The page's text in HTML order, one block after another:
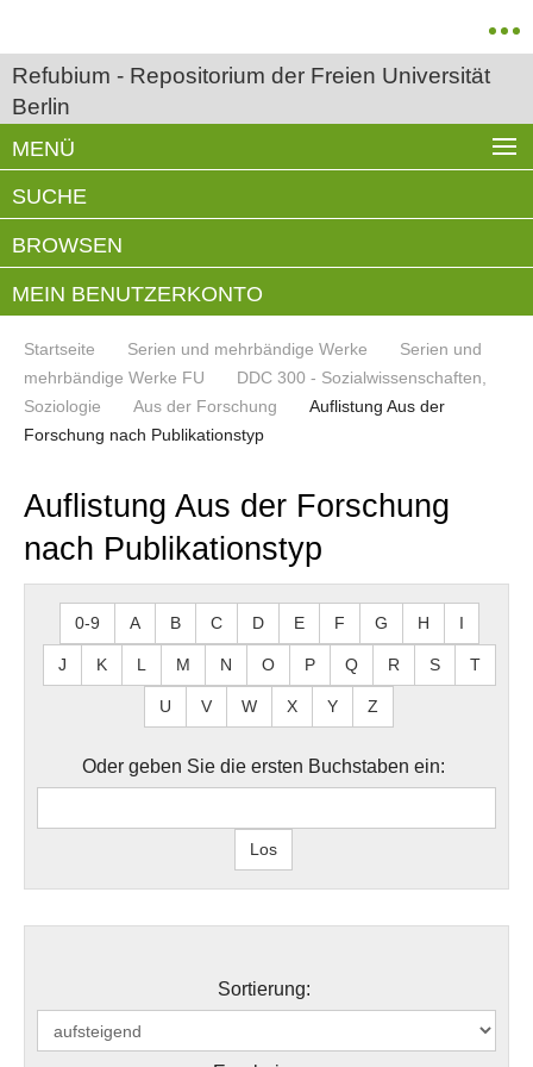
Refubium - Repositorium der Freien Universität
Berlin
MENÜ
SUCHE
BROWSEN
MEIN BENUTZERKONTO
Startseite Serien und mehrbändige Werke
Serien und
mehrbändige Werke FU
DDC 300 - Sozialwissenschaften,
Soziologie
Aus der Forschung
Auflistung Aus der
Forschung nach Publikationstyp
Auflistung Aus der Forschung
nach Publikationstyp
0-9 A B C D E F G H I
J K L M N O P Q R S T
U V W X Y Z
Oder geben Sie die ersten Buchstaben ein:
Sortierung: